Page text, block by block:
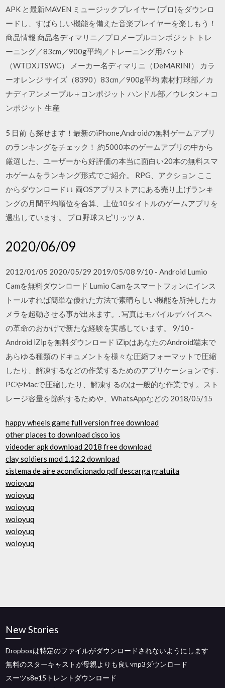
APK と最新MAVEN ミュージックプレイヤー (プロ)をダウンロ
ードし、すばらしい機能を備えた音楽プレイヤーを楽しもう！
商品情報 商品名ディマリニ／プロメープルコンポジット トレ
ーニング／83cm／900g平均／トレーニング用バット
（WTDXJTSWC） メーカー名ディマリニ（DeMARINI） カラ
ーオレンジ サイズ（8390）83cm／900g平均 素材打球部／カ
ナディアンメープル＋コンポジット ハンドル部／ウレタン＋コ
ンポジット 生産
5 日前 も探せます！最新のiPhone,Androidの無料ゲームアプリ
のランキングをチェック！ 約5000本のゲームアプリの中から
厳選した、ユーザーから好評価の本当に面白い20本の無料スマ
ホゲームをランキング形式でご紹介。 RPG、アクション ここ
からダウンロード↓↓ 両OSアプリストアにある売り上げランキ
ングの月間平均順位を合算、上位10タイトルのゲームアプリを
選出しています。 プロ野球スピリッツＡ.
2020/06/09
2012/01/05 2020/05/29 2019/05/08 9/10 - Android Lumio
Camを無料ダウンロード Lumio Camをスマートフォンにインス
トールすれば簡単な優れた方法で素晴らしい機能を所持したカ
メラを起動させる事が出来ます。. 写真はモバイルデバイスへ
の革命のおかげで新たな経験を実感しています。 9/10 -
Android iZipを無料ダウンロード iZipはあなたのAndroid端末で
あらゆる種類のドキュメントを様々な圧縮フォーマットで圧縮
したり、解凍するなどの作業するためのアプリケーションです.
PCやMacで圧縮したり、解凍するのは一般的な作業です。スト
レージ容量を節約するためや、WhatsAppなどの 2018/05/15
happy wheels game full version free download
other places to download cisco ios
videoder apk download 2018 free download
clay soldiers mod 1.12.2 download
sistema de aire acondicionado pdf descarga gratuita
woioyuq
woioyuq
woioyuq
woioyuq
woioyuq
woioyuq
New Stories
Dropboxは特定のファイルがダウンロードされないようにします
無料のスターキャストが母親よりも良いmp3ダウンロード
スーツs8e15トレントダウンロード